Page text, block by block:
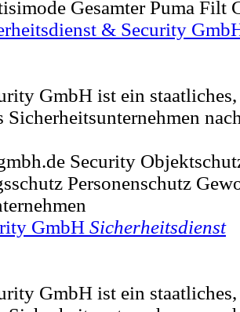
Gesamter Puma Filt
& Security
GmbH ist ein
Sicherheitsunternehmen
Security
Personenschutz
GmbH Sicherheitsdienst
GmbH ist ein